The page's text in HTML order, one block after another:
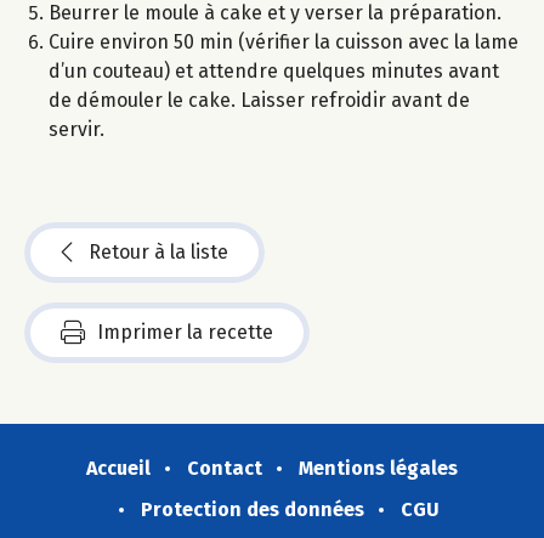
Beurrer le moule à cake et y verser la préparation.
Cuire environ 50 min (vérifier la cuisson avec la lame
d’un couteau) et attendre quelques minutes avant
de démouler le cake. Laisser refroidir avant de
servir.
Retour à la liste
Imprimer la recette
Accueil Contact
Mentions légales
Protection des données
CGU